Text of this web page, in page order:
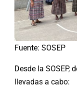
Fuente: SOSEP
Desde la SOSEP,
llevadas a cabo: